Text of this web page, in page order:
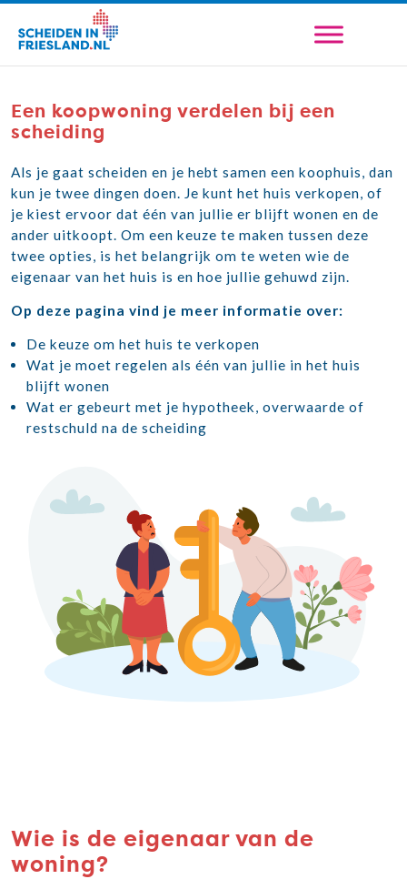
Een koopwoning verdelen bij een
scheiding
Als je gaat scheiden en je hebt samen een koophuis, dan
kun je twee dingen doen. Je kunt het huis verkopen, of
je kiest ervoor dat één van jullie er blijft wonen en de
ander uitkoopt. Om een keuze te maken tussen deze
twee opties, is het belangrijk om te weten wie de
eigenaar van het huis is en hoe jullie gehuwd zijn.
Op deze pagina vind je meer informatie over:
De keuze om het huis te verkopen
Wat je moet regelen als één van jullie in het huis
blijft wonen
Wat er gebeurt met je hypotheek, overwaarde of
restschuld na de scheiding
Wie is de eigenaar van de
woning?